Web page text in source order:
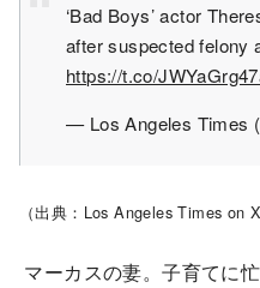
‘Bad Boys’ actor
after suspected felony
https://t.co/
— Los Angeles Times
（出典：Los Angeles Times on X
マーカスの妻。子育てに